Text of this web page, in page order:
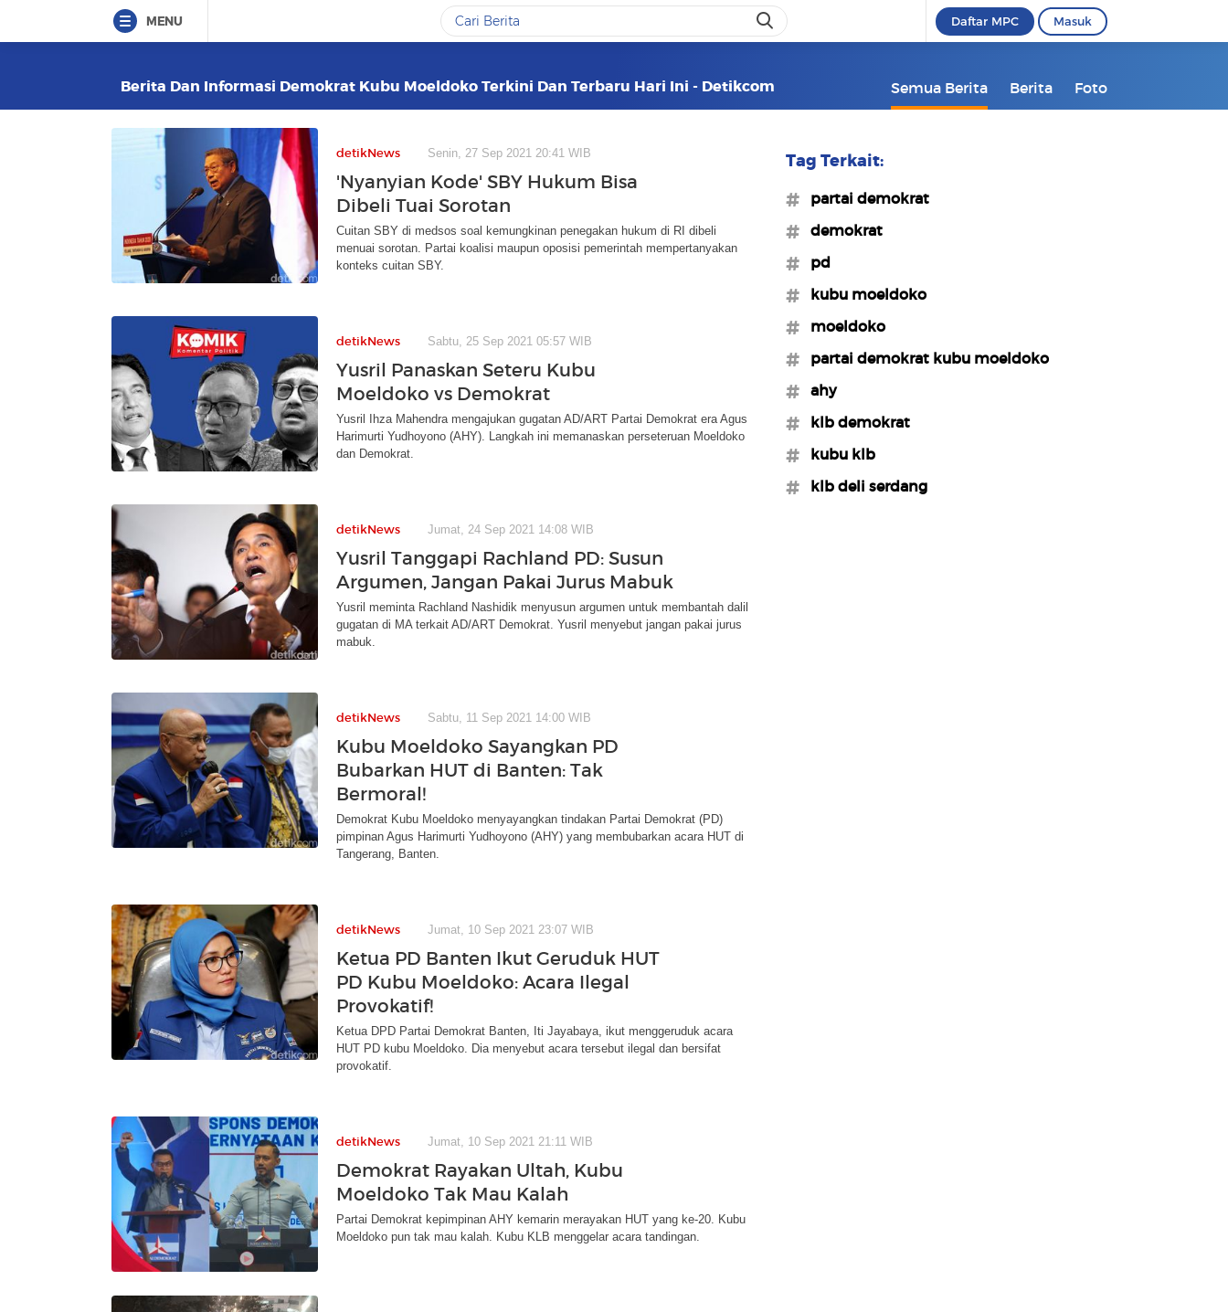
MENU Daftar MPC Masuk
Berita Dan Informasi Demokrat Kubu Moeldoko Terkini Dan Terbaru Hari Ini - Detikcom Semua Berita Berita Foto
detikNews Senin, 27 Sep 2021 20:41 WIB
'Nyanyian Kode' SBY Hukum Bisa
Dibeli Tuai Sorotan
Cuitan SBY di medsos soal kemungkinan penegakan hukum di RI dibeli
menuai sorotan. Partai koalisi maupun oposisi pemerintah mempertanyakan
konteks cuitan SBY.
detikNews Sabtu, 25 Sep 2021 05:57 WIB
Yusril Panaskan Seteru Kubu
Moeldoko vs Demokrat
Yusril Ihza Mahendra mengajukan gugatan AD/ART Partai Demokrat era Agus
Harimurti Yudhoyono (AHY). Langkah ini memanaskan perseteruan Moeldoko
dan Demokrat.
detikNews Jumat, 24 Sep 2021 14:08 WIB
Yusril Tanggapi Rachland PD: Susun
Argumen, Jangan Pakai Jurus Mabuk
Yusril meminta Rachland Nashidik menyusun argumen untuk membantah dalil
gugatan di MA terkait AD/ART Demokrat. Yusril menyebut jangan pakai jurus
mabuk.
detikNews Sabtu, 11 Sep 2021 14:00 WIB
Kubu Moeldoko Sayangkan PD
Bubarkan HUT di Banten: Tak
Bermoral!
Demokrat Kubu Moeldoko menyayangkan tindakan Partai Demokrat (PD)
pimpinan Agus Harimurti Yudhoyono (AHY) yang membubarkan acara HUT di
Tangerang, Banten.
detikNews Jumat, 10 Sep 2021 23:07 WIB
Ketua PD Banten Ikut Geruduk HUT
PD Kubu Moeldoko: Acara Ilegal
Provokatif!
Ketua DPD Partai Demokrat Banten, Iti Jayabaya, ikut menggeruduk acara
HUT PD kubu Moeldoko. Dia menyebut acara tersebut ilegal dan bersifat
provokatif.
detikNews Jumat, 10 Sep 2021 21:11 WIB
Demokrat Rayakan Ultah, Kubu
Moeldoko Tak Mau Kalah
Partai Demokrat kepimpinan AHY kemarin merayakan HUT yang ke-20. Kubu
Moeldoko pun tak mau kalah. Kubu KLB menggelar acara tandingan.
Tag Terkait:
#partai demokrat
#demokrat
#pd
#kubu moeldoko
#moeldoko
#partai demokrat kubu moeldoko
#ahy
#klb demokrat
#kubu klb
#klb deli serdang